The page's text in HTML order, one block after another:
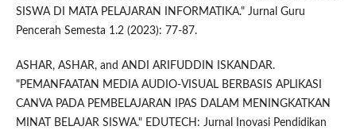
SISWA DI MATA PELAJARAN INFORMATIKA." Jurnal Guru
Pencerah Semesta 1.2 (2023): 77-87.
ASHAR, ASHAR, and ANDI ARIFUDDIN ISKANDAR.
"PEMANFAATAN MEDIA AUDIO-VISUAL BERBASIS APLIKASI
CANVA PADA PEMBELAJARAN IPAS DALAM MENINGKATKAN
MINAT BELAJAR SISWA." EDUTECH: Jurnal Inovasi Pendidikan